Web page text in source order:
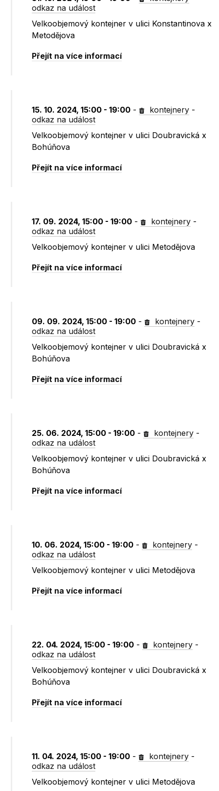
odkaz na událost
Velkoobjemový kontejner v ulici Konstantinova x
Metodějova
Přejít na více informací
15. 10. 2024, 15:00 - 19:00 - kontejnery -
odkaz na událost
Velkoobjemový kontejner v ulici Doubravická x
Bohúňova
Přejít na více informací
17. 09. 2024, 15:00 - 19:00 - kontejnery -
odkaz na událost
Velkoobjemový kontejner v ulici Metodějova
Přejít na více informací
09. 09. 2024, 15:00 - 19:00 - kontejnery -
odkaz na událost
Velkoobjemový kontejner v ulici Doubravická x
Bohúňova
Přejít na více informací
25. 06. 2024, 15:00 - 19:00 - kontejnery -
odkaz na událost
Velkoobjemový kontejner v ulici Doubravická x
Bohúňova
Přejít na více informací
10. 06. 2024, 15:00 - 19:00 - kontejnery -
odkaz na událost
Velkoobjemový kontejner v ulici Metodějova
Přejít na více informací
22. 04. 2024, 15:00 - 19:00 - kontejnery -
odkaz na událost
Velkoobjemový kontejner v ulici Doubravická x
Bohúňova
Přejít na více informací
11. 04. 2024, 15:00 - 19:00 - kontejnery -
odkaz na událost
Velkoobjemový kontejner v ulici Metodějova